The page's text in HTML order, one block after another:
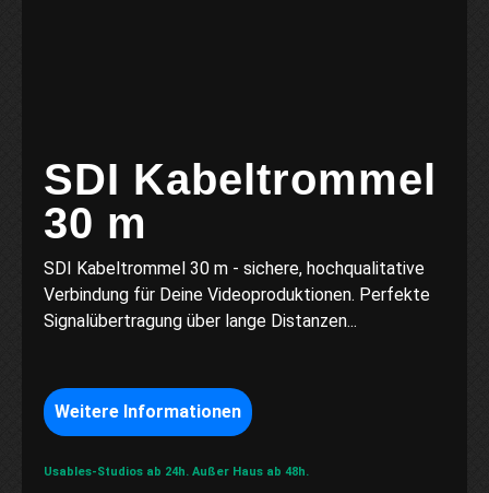
SDI Kabeltrommel
30 m
SDI Kabeltrommel 30 m - sichere, hochqualitative
Verbindung für Deine Videoproduktionen. Perfekte
Signalübertragung über lange Distanzen...
Weitere Informationen
Usables-Studios ab 24h. Außer Haus ab 48h.